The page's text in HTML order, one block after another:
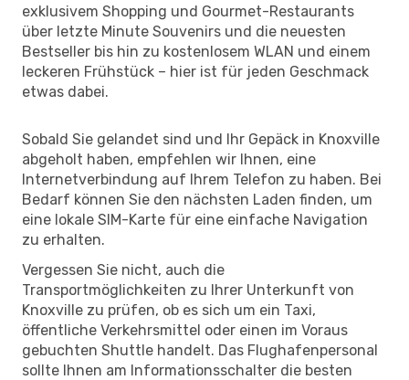
exklusivem Shopping und Gourmet-Restaurants
über letzte Minute Souvenirs und die neuesten
Bestseller bis hin zu kostenlosem WLAN und einem
leckeren Frühstück – hier ist für jeden Geschmack
etwas dabei.
Sobald Sie gelandet sind und Ihr Gepäck in Knoxville
abgeholt haben, empfehlen wir Ihnen, eine
Internetverbindung auf Ihrem Telefon zu haben. Bei
Bedarf können Sie den nächsten Laden finden, um
eine lokale SIM-Karte für eine einfache Navigation
zu erhalten.
Vergessen Sie nicht, auch die
Transportmöglichkeiten zu Ihrer Unterkunft von
Knoxville zu prüfen, ob es sich um ein Taxi,
öffentliche Verkehrsmittel oder einen im Voraus
gebuchten Shuttle handelt. Das Flughafenpersonal
sollte Ihnen am Informationsschalter die besten